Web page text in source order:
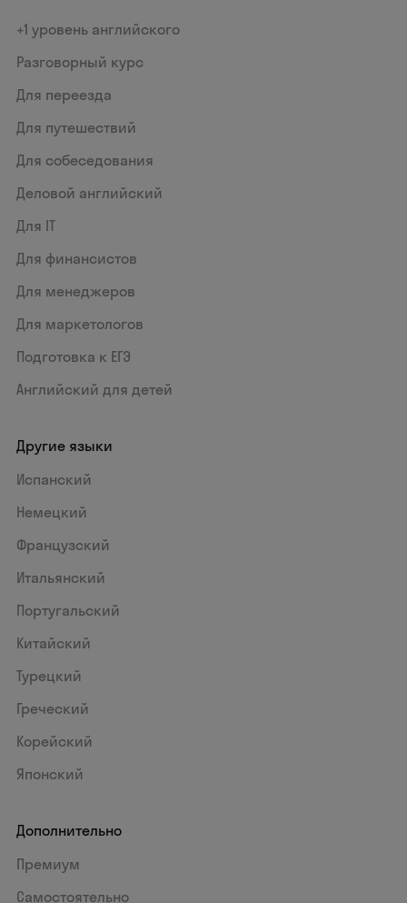
+1 уровень английского
Разговорный курс
Для переезда
Для путешествий
Для собеседования
Деловой английский
Для IT
Для финансистов
Для менеджеров
Для маркетологов
Подготовка к ЕГЭ
Английский для детей
Другие языки
Испанский
Немецкий
Французский
Итальянский
Португальский
Китайский
Турецкий
Греческий
Корейский
Японский
Дополнительно
Премиум
Самостоятельно